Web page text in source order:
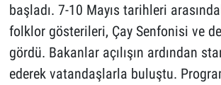
başladı. 7-10 Mayıs tarihleri
folklor gösterileri, Çay Senfonisi ve
gördü. Bakanlar açılışın ardından
ederek vatandaşlarla buluştu.